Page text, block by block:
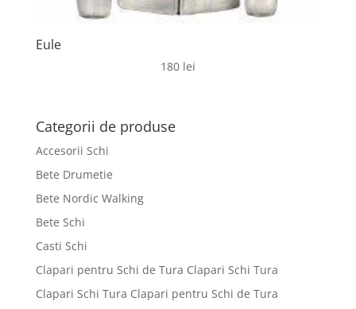
Eule
180 lei
Categorii de produse
Accesorii Schi
Bete Drumetie
Bete Nordic Walking
Bete Schi
Casti Schi
Clapari pentru Schi de Tura Clapari Schi Tura
Clapari Schi Tura Clapari pentru Schi de Tura